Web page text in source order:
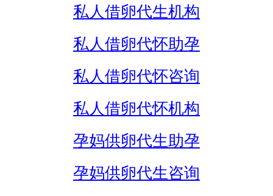
私人借卵代生机构
私人借卵代怀助孕
私人借卵代怀咨询
私人借卵代怀机构
孕妈供卵代生助孕
孕妈供卵代生咨询